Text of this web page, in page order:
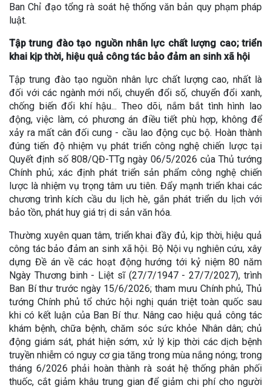
Ban Chỉ đạo tổng rà soát hệ thống văn bản quy phạm pháp
luật.
Tập trung đào tạo nguồn nhân lực chất lượng cao; triển
khai kịp thời, hiệu quả công tác bảo đảm an sinh xã hội
Tập trung đào tạo nguồn nhân lực chất lượng cao, nhất là
đối với các ngành mới nổi, chuyển đổi số, chuyển đổi xanh,
chống biến đổi khí hậu... Theo dõi, nắm bắt tình hình lao
động, việc làm, có phương án điều tiết phù hợp, không để
xảy ra mất cân đối cung - cầu lao động cục bộ. Hoàn thành
đúng tiến độ nhiệm vụ phát triển công nghệ chiến lược tại
Quyết định số 808/QĐ-TTg ngày 06/5/2026 của Thủ tướng
Chính phủ; xác định phát triển sản phẩm công nghệ chiến
lược là nhiệm vụ trọng tâm ưu tiên. Đẩy mạnh triển khai các
chương trình kích cầu du lịch hè, gắn phát triển du lịch với
bảo tồn, phát huy giá trị di sản văn hóa.
Thường xuyên quan tâm, triển khai đầy đủ, kịp thời, hiệu quả
công tác bảo đảm an sinh xã hội. Bộ Nội vụ nghiên cứu, xây
dựng Đề án về các hoạt động hướng tới kỷ niệm 80 năm
Ngày Thương binh - Liệt sĩ (27/7/1947 - 27/7/2027), trình
Ban Bí thư trước ngày 15/6/2026; tham mưu Chính phủ, Thủ
tướng Chính phủ tổ chức hội nghị quán triệt toàn quốc sau
khi có kết luận của Ban Bí thư. Nâng cao hiệu quả công tác
khám bệnh, chữa bệnh, chăm sóc sức khỏe Nhân dân; chủ
động giám sát, phát hiện sớm, xử lý kịp thời các dịch bệnh
truyền nhiễm có nguy cơ gia tăng trong mùa nắng nóng; trong
tháng 6/2026 phải hoàn thành rà soát hệ thống phân phối
thuốc, cắt giảm khâu trung gian để giảm chi phí cho người